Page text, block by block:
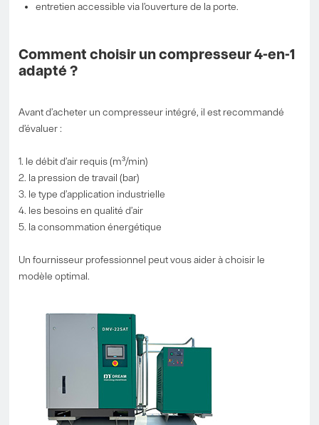
entretien accessible via l’ouverture de la porte.
Comment choisir un compresseur 4-en-1
adapté ?
Avant d’acheter un compresseur intégré, il est recommandé
d’évaluer :
1. le débit d’air requis (m³/min)
2. la pression de travail (bar)
3. le type d’application industrielle
4. les besoins en qualité d’air
5. la consommation énergétique
Un fournisseur professionnel peut vous aider à choisir le
modèle optimal.